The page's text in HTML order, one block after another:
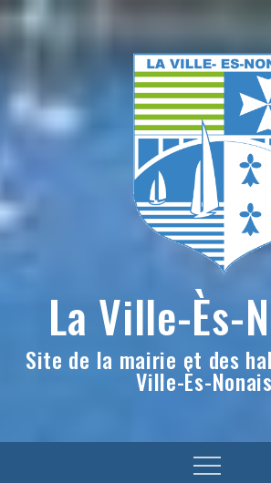
Skip
La Ville-Ès-
Site de la mairie et des
Ville-Ès-Nonais
Menu